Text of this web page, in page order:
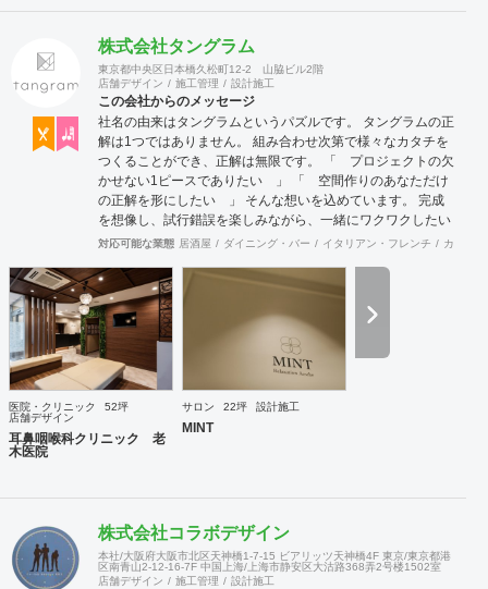
株式会社タングラム
東京都中央区日本橋久松町12-2 山脇ビル2階
店舗デザイン
施工管理 設計施工
この会社からのメッセージ
社名の由来はタングラムというパズルです。 タングラムの正
解は1つではありません。 組み合わせ次第で様々なカタチを
つくることができ、正解は無限です。 「 プロジェクトの欠
かせない1ピースでありたい 」 「 空間作りのあなただけ
の正解を形にしたい 」 そんな想いを込めています。 完成
を想像し、試行錯誤を楽しみながら、 ​一緒にワクワクしたい
と思っています。
対応可能な業態 居酒屋 ダイニング・バー イタリアン・フレンチ カフェ
医院・クリニック
52坪
店舗デザイン
耳鼻咽喉科クリニック 老
木医院
サロン 22坪 設計施工
MINT
株式会社コラボデザイン
本社/大阪府大阪市北区天神橋1-7-15 ビアリッツ天神橋4F 東京/東京都港
区南青山2-12-16-7F 中国上海/上海市静安区大沽路368弄2号楼1502室
店舗デザイン
施工管理 設計施工